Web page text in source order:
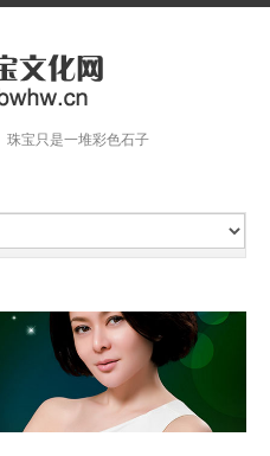
宝只是一堆彩色石子